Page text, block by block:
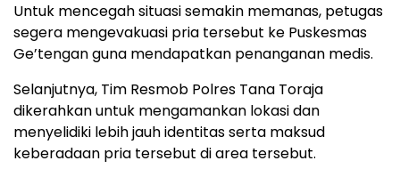
Untuk mencegah situasi semakin memanas, petugas
segera mengevakuasi pria tersebut ke Puskesmas
Ge’tengan guna mendapatkan penanganan medis.
Selanjutnya, Tim Resmob Polres Tana Toraja
dikerahkan untuk mengamankan lokasi dan
menyelidiki lebih jauh identitas serta maksud
keberadaan pria tersebut di area tersebut.